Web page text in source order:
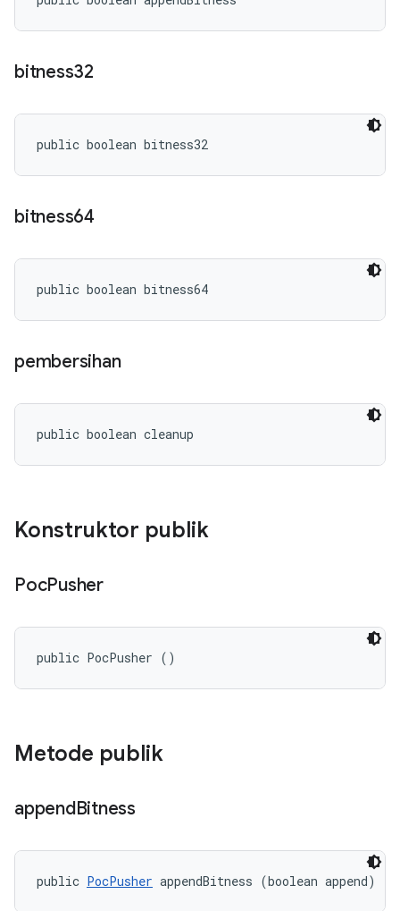
bitness32
public boolean bitness32
bitness64
public boolean bitness64
pembersihan
public boolean cleanup
Konstruktor publik
PocPusher
public PocPusher ()
Metode publik
appendBitness
public PocPusher appendBitness (boolean append)